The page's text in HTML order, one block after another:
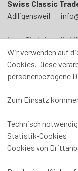
Swiss Classic
Adlligensweil
Neu: Sie haben die
Adligenswil
ist jeden Mittwoch
geöffnet.
Zahlung und Versand
Datenschutz
Impressum
Wir verwenden auf
Cookies. Diese
personenbezogene
Zum Einsatz
Technisch
Statistik-Cookies
Cookies von